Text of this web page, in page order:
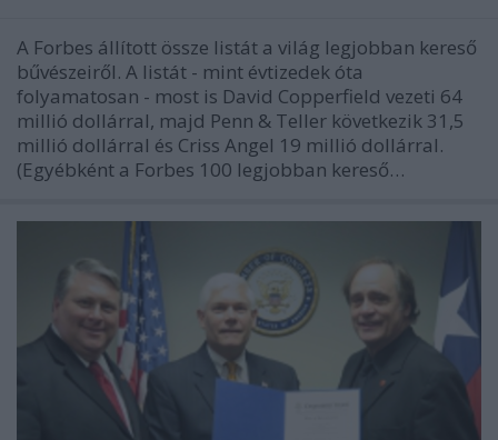
A Forbes állított össze listát a világ legjobban kereső
bűvészeiről. A listát - mint évtizedek óta
folyamatosan - most is David Copperfield vezeti 64
millió dollárral, majd Penn & Teller következik 31,5
millió dollárral és Criss Angel 19 millió dollárral.
(Egyébként a Forbes 100 legjobban kereső…